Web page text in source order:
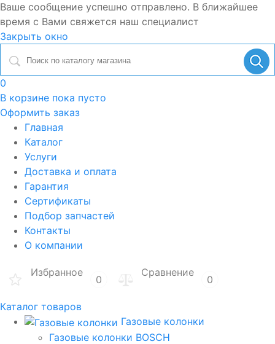
Ваше сообщение успешно отправлено. В ближайшее
время с Вами свяжется наш специалист
Закрыть окно
0
В корзине пока пусто
Оформить заказ
Главная
Каталог
Услуги
Доставка и оплата
Гарантия
Сертификаты
Подбор запчастей
Контакты
О компании
Избранное
0
Сравнение
0
Каталог товаров
Газовые колонки
Газовые колонки BOSCH